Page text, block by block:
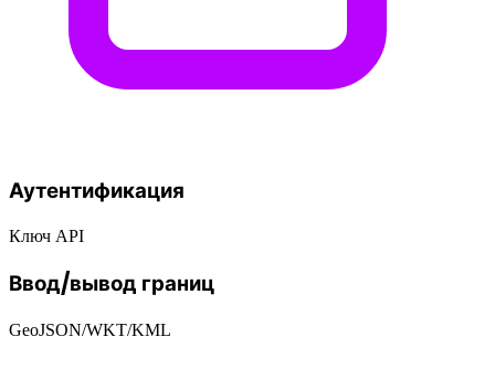
Аутентификация
Ключ API
Ввод/вывод границ
GeoJSON/WKT/KML